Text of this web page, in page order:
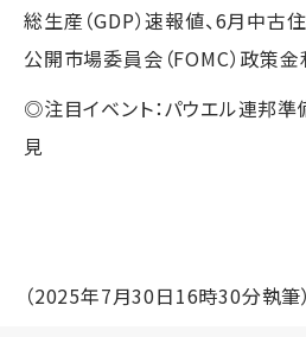
総生産（GDP）速報値、6月中古
公開市場委員会（FOMC）政策金
◎注目イベント：パウエル連邦準
見
（2025年7月30日16時30分執筆）